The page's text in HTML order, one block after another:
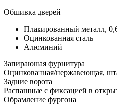
Обшивка дверей
Плакированный металл,
Оцинкованная сталь
Алюминий
Запирающая фурнитура
Оцинкованная/нержавеющая,
Задние ворота
Распашные с фиксацией в
Обрамление фургона